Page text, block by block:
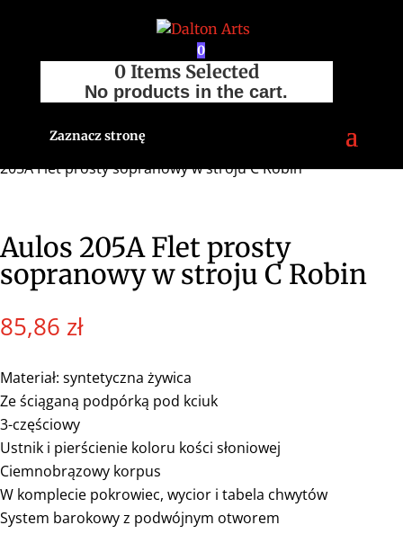
0
0 Items Selected
No products in the cart.
Zaznacz stronę
Strona główna/Sklep
/ Aulos
205A Flet prosty sopranowy w stroju C Robin
Aulos 205A Flet prosty
sopranowy w stroju C Robin
85,86 zł
Materiał: syntetyczna żywica
Ze ściąganą podpórką pod kciuk
3-częściowy
Ustnik i pierścienie koloru kości słoniowej
Ciemnobrązowy korpus
W komplecie pokrowiec, wycior i tabela chwytów
System barokowy z podwójnym otworem